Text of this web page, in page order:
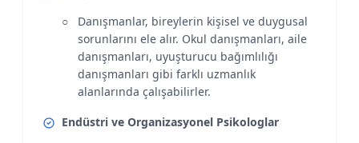
Danışmanlar, bireylerin kişisel ve duygusal
sorunlarını ele alır. Okul danışmanları, aile
danışmanları, uyuşturucu bağımlılığı
danışmanları gibi farklı uzmanlık
alanlarında çalışabilirler.
Endüstri ve Organizasyonel Psikologlar